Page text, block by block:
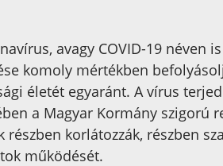
avagy COVID-19 néven
komoly mértékben
életét egyaránt. A vírus
a Magyar Kormány szigorú
részben korlátozzák, részben
működését.